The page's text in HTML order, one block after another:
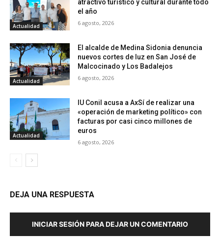
Actualidad
atractivo turístico y cultural durante todo
el año
6 agosto, 2026
Actualidad
El alcalde de Medina Sidonia denuncia
nuevos cortes de luz en San José de
Malcocinado y Los Badalejos
6 agosto, 2026
Actualidad
IU Conil acusa a AxSí de realizar una
«operación de marketing político» con
facturas por casi cinco millones de
euros
6 agosto, 2026
DEJA UNA RESPUESTA
INICIAR SESIÓN PARA DEJAR UN COMENTARIO